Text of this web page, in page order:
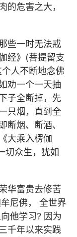
的危害之大，
些一时无法戒
经》(菩提留支
人不断地念佛
劝一个一天抽
子全断掉，先
只烟，直到全
断烟、断酒、
大乘入楞伽
切众生，犹如
华富贵去修苦
尼佛， 全世界
他学习? 因为
千年以来实践